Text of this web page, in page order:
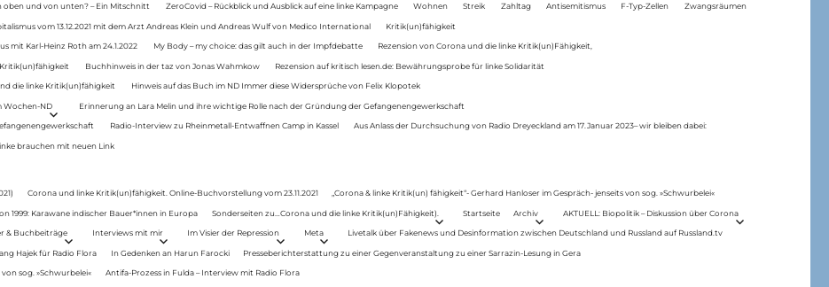
und von unten? – Ein Mitschnitt ZeroCovid – Rückblick und Ausblick auf eine linke Kampagne Wohnen Streik Zahltag Antisemitismus F-Typ-Zellen Zwangsräumen
vom 13.12.2021 mit dem Arzt Andreas Klein und Andreas Wulf von Medico International Kritik(un)fähigkeit
mit Karl-Heinz Roth am 24.1.2022 My Body – my choice: das gilt auch in der Impfdebatte Rezension von Corona und die linke Kritik(un)Fähigkeit,
Buchhinweis in der taz von Jonas Wahmkow Rezension auf kritisch lesen.de: Bewährungsprobe für linke Solidarität
die linke Kritik(un)fähigkeit Hinweis auf das Buch im ND Immer diese Widersprüche von Felix Klopotek
Wochen-ND Erinnerung an Lara Melin und ihre wichtige Rolle nach der Gründung der Gefangenengewerkschaft
Radio-Interview zu Rheinmetall-Entwaffnen Camp in Kassel Aus Anlass der Durchsuchung von Radio Dreyeckland am 17.Januar 2023– wir bleiben dabei:
brauchen mit neuen Link
Corona und linke Kritik(un)fähigkeit. Online-Buchvorstellung vom 23.11.2021 „Corona & linke Kritik(un) fähigkeit“- Gerhard Hanloser im Gespräch- jenseits von sog. »Schwurbelei«
1999: Karawane indischer Bauer*innen in Europa Sonderseiten zu…Corona und die linke Kritik(un)Fähigkeit). Startseite Archiv AKTUELL: Biopolitik – Diskussion über Corona
& Buchbeiträge Interviews mit mir Im Visier der Repression Meta Livetalk über Fakenews und Desinformation zwischen Deutschland und Russland auf Russland.tv
Hajek für Radio Flora In Gedenken an Harun Farocki Presseberichterstattung zu einer Gegenveranstaltung zu einer Sarrazin-Lesung in Gera
sog. »Schwurbelei« Antifa-Prozess in Fulda – Interview mit Radio Flora